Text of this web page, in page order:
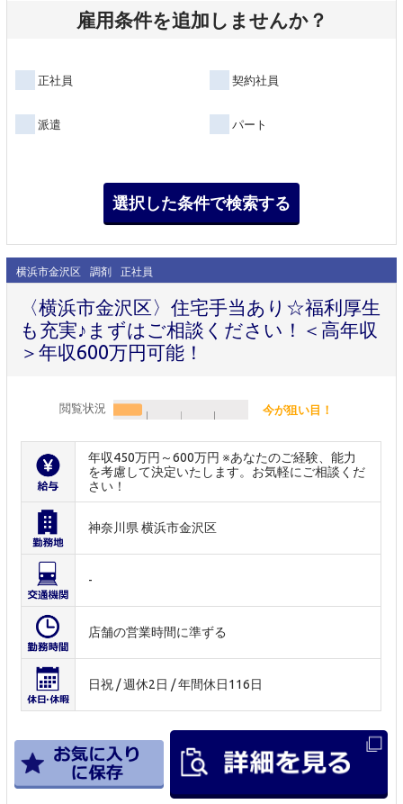
雇用条件を追加しませんか？
正社員 契約社員
派遣 パート
横浜市金沢区 調剤 正社員
〈横浜市金沢区〉住宅手当あり☆福利厚生
も充実♪まずはご相談ください！＜高年収
＞年収600万円可能！
閲覧状況 今が狙い目！
年収450万円～600万円 ※あなたのご経験、能力
を考慮して決定いたします。お気軽にご相談くだ
さい！
神奈川県 横浜市金沢区
-
店舗の営業時間に準ずる
日祝 / 週休2日 / 年間休日116日